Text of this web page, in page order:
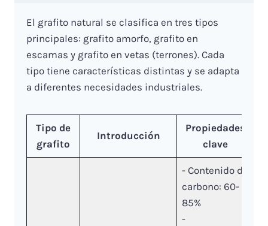
El grafito natural se clasifica en tres tipos
principales: grafito amorfo, grafito en
escamas y grafito en vetas (terrones). Cada
tipo tiene características distintas y se adapta
a diferentes necesidades industriales.
Tipo de
grafito
Introducción
Propiedades
clave
- Contenido de
carbono: 60-
85%
-